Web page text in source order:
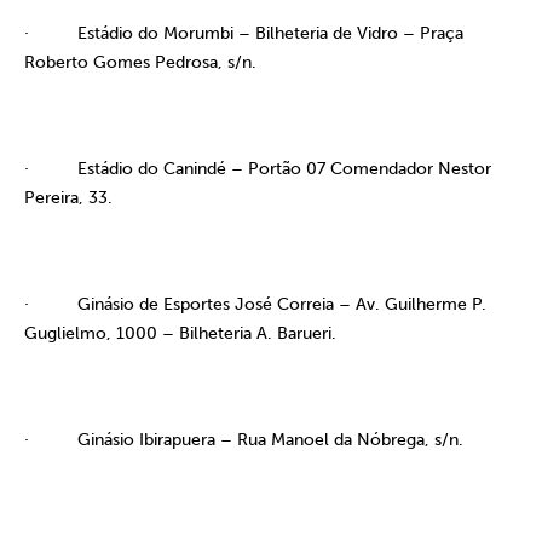
·
Estádio do Morumbi – Bilheteria de Vidro – Praça
Roberto Gomes Pedrosa, s/n.
·
Estádio do Canindé – Portão 07 Comendador Nestor
Pereira, 33.
·
Ginásio de Esportes José Correia – Av. Guilherme P.
Guglielmo, 1000 – Bilheteria A. Barueri.
· Ginásio Ibirapuera – Rua Manoel da Nóbrega, s/n.